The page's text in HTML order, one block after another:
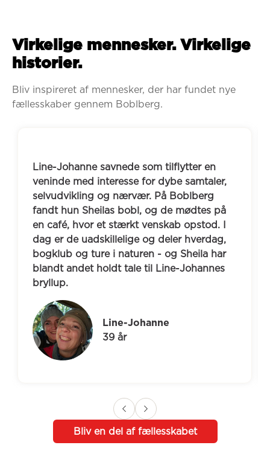
Virkelige mennesker. Virkelige
historier.
Bliv inspireret af mennesker, der har fundet nye
fællesskaber gennem Boblberg.
Line-Johanne savnede som tilflytter en
veninde med interesse for dybe samtaler,
selvudvikling og nærvær. På Boblberg
fandt hun Sheilas bobl, og de mødtes på
en café, hvor et stærkt venskab opstod. I
dag er de uadskillelige og deler hverdag,
bogklub og ture i naturen - og Sheila har
blandt andet holdt tale til Line-Johannes
bryllup.
Line-Johanne
39 år
Bliv en del af fællesskabet